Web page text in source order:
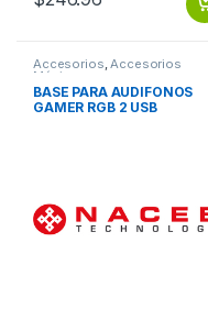
Accesorios,Accesorios
Música
BASE PARA AUDIFONOS
GAMER RGB 2 USB